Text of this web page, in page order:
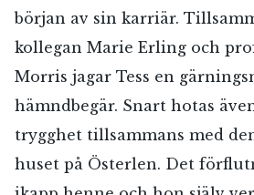
början av sin karriär.
kollegan Marie Erling och
Morris jagar Tess en
hämndbegär. Snart hotas
trygghet tillsammans med
huset på Österlen. Det